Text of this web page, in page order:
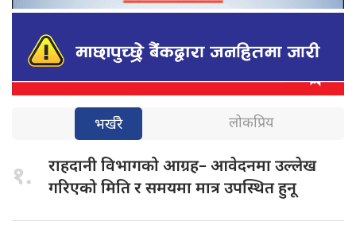
भर्खरै लोकप्रिय
१. राहदानी विभागकोआग्रह– आवेदनमा उल्लेख
गरिएको मिति र समयमा मात्र उपस्थित हुनू